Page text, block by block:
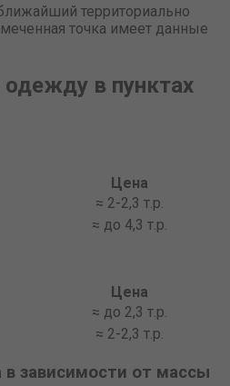
территориально
точка имеет данные
в пунктах
Цена
≈ 2-2,3 т.р.
≈ до 4,3 т.р.
Цена
≈ до 2,3 т.р.
≈ 2-2,3 т.р.
зависимости от массы